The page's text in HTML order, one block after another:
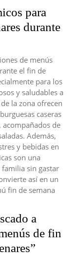
para
durante
de menús
el fin de
para los
y saludables a
la zona ofrecen
caseras
acompañados de
Además,
y bebidas en
son una
sin gastar
así en un
fin de semana
a
de fin